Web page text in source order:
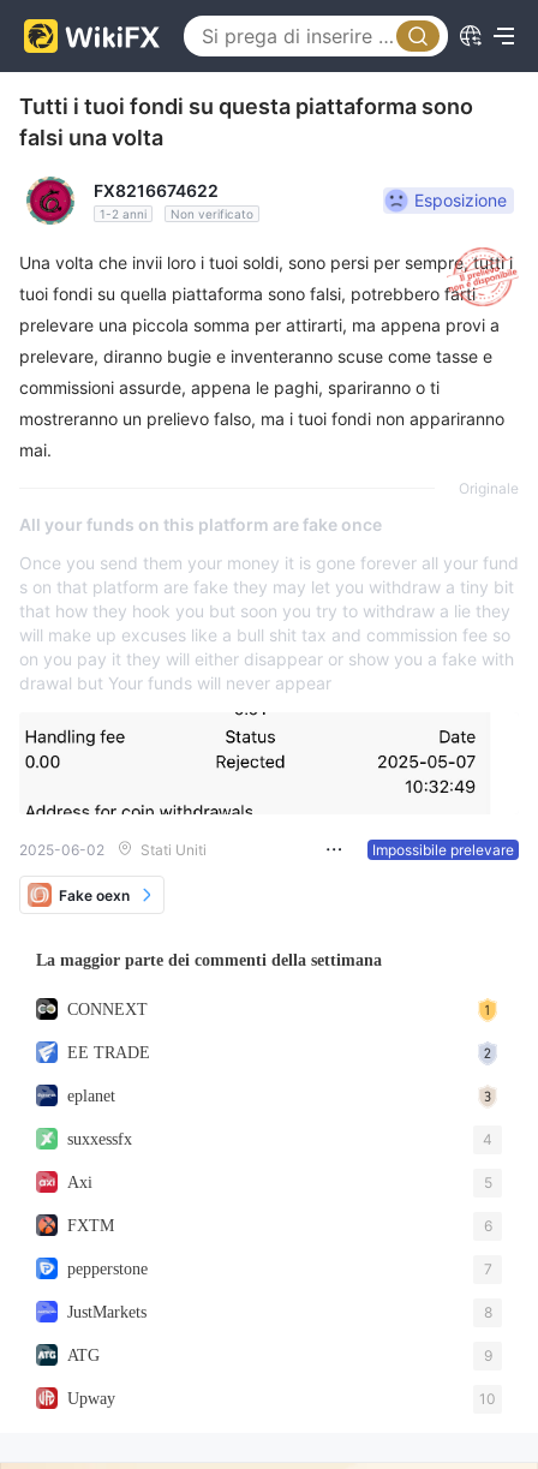
Tutti i tuoi fondi su questa piattaforma sono
falsi una volta
FX8216674622
1-2 anni Non verificato
Esposizione
Una volta che invii loro i tuoi soldi, sono persi per sempre, tutti i
tuoi fondi su quella piattaforma sono falsi, potrebbero farti
prelevare una piccola somma per attirarti, ma appena provi a
prelevare, diranno bugie e inventeranno scuse come tasse e
commissioni assurde, appena le paghi, spariranno o ti
mostreranno un prelievo falso, ma i tuoi fondi non appariranno
mai.
Originale
All your funds on this platform are fake once
Once you send them your money it is gone forever all your fund
s on that platform are fake they may let you withdraw a tiny bit
that how they hook you but soon you try to withdraw a lie they
will make up excuses like a bull shit tax and commission fee so
on you pay it they will either disappear or show you a fake with
drawal but Your funds will never appear
2025-06-02 Stati Uniti Impossibile prelevare
Fake oexn
La maggior parte dei commenti della settimana
CONNEXT
EE TRADE
eplanet
suxxessfx 4
Axi 5
FXTM 6
pepperstone 7
JustMarkets 8
ATG 9
Upway 10